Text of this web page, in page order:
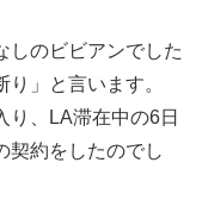
しのビビアンでした
」と言います。
り、LA滞在中の6日
契約をしたのでし